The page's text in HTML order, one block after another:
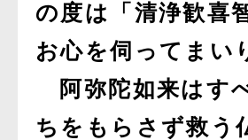
の度は「清浄歓喜
お心を伺ってまい
阿弥陀如来はす
ちをもらさず救う